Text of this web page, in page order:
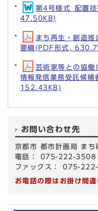
第4号様式_配置
47.50KB)
まち再生・創造推
要綱(PDF形式,
芸術家等との協働
情報発信業務受託候補
152.43KB)
お問い合わせ先
京都市 都市計画局 まち
電話： 075-222-3508
ファックス： 075-
お電話の際はお掛け間